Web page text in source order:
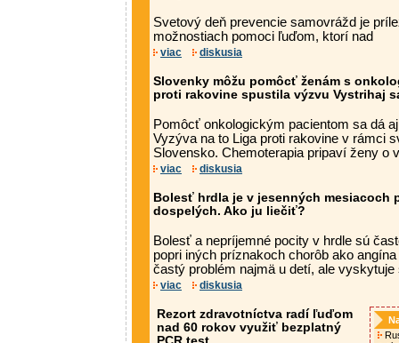
Svetový deň prevencie samovrážd je
možnostiach pomoci ľuďom, ktorí nad
viac diskusia
Slovenky môžu pomôcť ženám s
proti rakovine spustila výzvu Vystrihaj
Pomôcť onkologickým pacientom sa dá
Vyzýva na to Liga proti rakovine v rámci
Slovensko. Chemoterapia pripaví ženy o
viac diskusia
Bolesť hrdla je v jesenných mesiacoch
dospelých. Ako ju liečiť?
Bolesť a nepríjemné pocity v hrdle sú
popri iných príznakoch chorôb ako
častý problém najmä u detí, ale
viac diskusia
Rezort zdravotníctva radí ľuďom
nad 60 rokov využiť bezplatný